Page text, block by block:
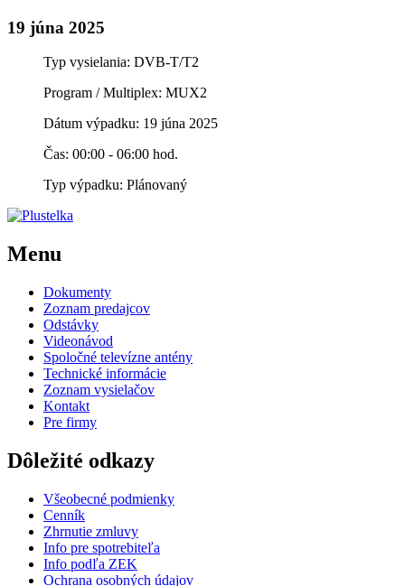
19 júna 2025
Typ vysielania: DVB-T/T2
Program / Multiplex: MUX2
Dátum výpadku: 19 júna 2025
Čas: 00:00 - 06:00 hod.
Typ výpadku: Plánovaný
Menu
Dokumenty
Zoznam predajcov
Odstávky
Videonávod
Spoločné televízne antény
Technické informácie
Zoznam vysielačov
Kontakt
Pre firmy
Dôležité odkazy
Všeobecné podmienky
Cenník
Zhrnutie zmluvy
Info pre spotrebiteľa
Info podľa ZEK
Ochrana osobných údajov